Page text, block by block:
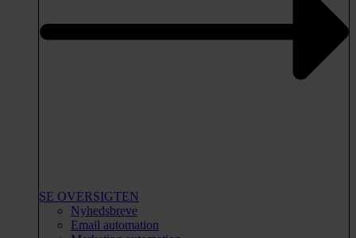
SE OVERSIGTEN
Nyhedsbreve
Email automation